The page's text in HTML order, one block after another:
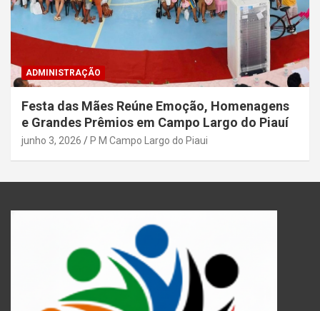
ADMINISTRAÇÃO
Festa das Mães Reúne Emoção, Homenagens
e Grandes Prêmios em Campo Largo do Piauí
junho 3, 2026 P M Campo Largo do Piaui